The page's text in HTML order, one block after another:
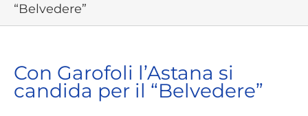
“Belvedere”
Con Garofoli l’Astana si
candida per il “Belvedere”